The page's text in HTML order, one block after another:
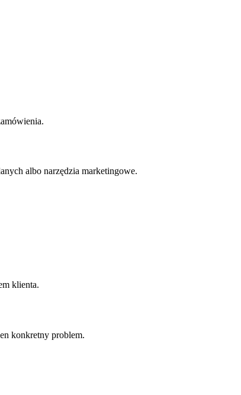
albo narzędzia marketingowe.
klienta.
konkretny problem.